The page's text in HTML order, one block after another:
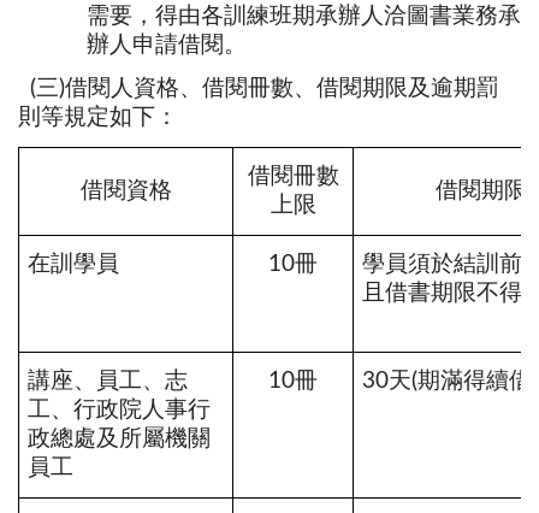
需要，得由各訓練班期承辦人洽圖書業務承
辦人申請借閱。
(三)借閱人資格、借閱冊數、借閱期限及逾期罰
則等規定如下：
借閱資格
借閱冊數
上限
借閱期限
在訓學員 10冊
學員須於結訓前
且借書期限不得
講座、員工、志
工、行政院人事行
政總處及所屬機關
員工
10冊 30天(期滿得續借